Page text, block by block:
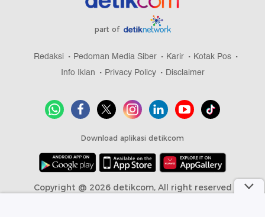
part of
Redaksi Pedoman Media Siber Karir
Kotak Pos
Info Iklan
Privacy Policy Disclaimer
Download aplikasi detikcom
Copyright @ 2026 detikcom, All right reserved